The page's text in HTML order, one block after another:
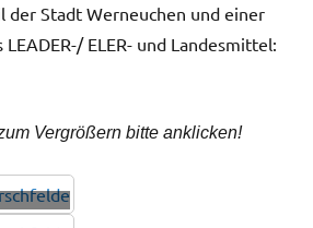
der Stadt Werneuchen und einer
ELER- und Landesmittel:
Vergrößern bitte anklicken!